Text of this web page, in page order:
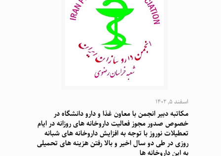
اسفند 5, 1402
مکاتبه دبیر انجمن با معاون غذا و دارو دانشگاه در
خصوص صدور مجوز فعالیت داروخانه های روزانه در ایام
تعطیلات نوروز با توجه به افزایش داروخانه های شبانه
روزی در طی دو سال اخیر و بالا رفتن هزینه های تحمیلی
به این داروخانه ها